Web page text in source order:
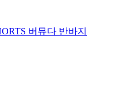
버뮤다 반바지